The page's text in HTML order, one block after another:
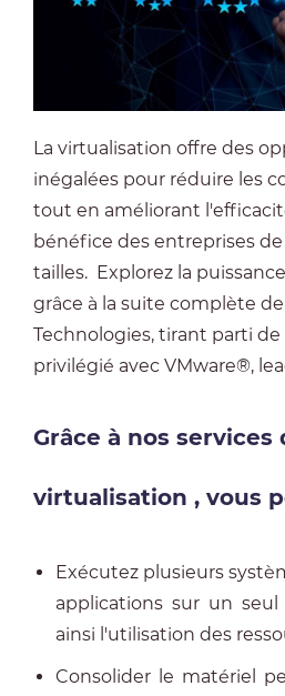
La virtualisation offre des
inégalées pour réduire les
tout en améliorant
bénéfice des entreprises
tailles. Explorez la
grâce à la suite complète
Technologies, tirant parti
privilégié avec VMware®,
Grâce à nos services
virtualisation , vous
Exécutez plusieurs
applications sur un
ainsi l'utilisation des
Consolider le matériel